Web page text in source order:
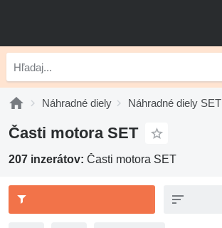
Náhradné diely Náhradné diely SET
Časti motora SET
207 inzerátov: Časti motora SET